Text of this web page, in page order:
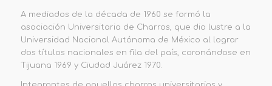
A mediados de la década de 1960 se formó la
asociación Universitaria de Charros, que dio lustre a la
Universidad Nacional Autónoma de México al lograr
dos títulos nacionales en fila del país, coronándose en
Tijuana 1969 y Ciudad Juárez 1970.